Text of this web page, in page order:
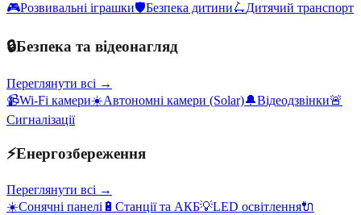
🎮Розвивальні іграшки🛡️Безпека дитини🛴Дитячий транспорт
🔒Безпека та відеонагляд
Переглянути всі →
📹Wi-Fi камери☀️Автономні камери (Solar)🔔Відеодзвінки🚨
Сигналізації
⚡Енергозбереження
Переглянути всі →
☀️Сонячні панелі 🔋 Станції та АКБ💡LED освітлення🔌